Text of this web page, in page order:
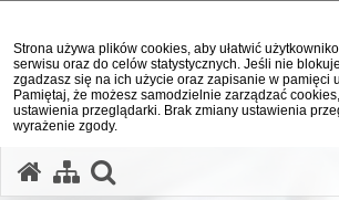
Strona używa plików cookies, aby ułatwić
serwisu oraz do celów statystycznych. Jeśli nie
zgadzasz się na ich użycie oraz zapisanie w pamięci
Pamiętaj, że możesz samodzielnie zarządzać
ustawienia przeglądarki. Brak zmiany ustawienia
wyrażenie zgody.